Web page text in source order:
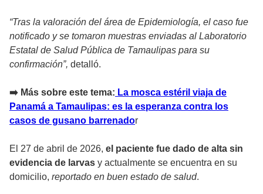
“Tras la valoración del área de Epidemiología, el caso fue
notificado y se tomaron muestras enviadas al Laboratorio
Estatal de Salud Pública de Tamaulipas para su
confirmación”, detalló.
➡️ Más sobre este tema: La mosca estéril viaja de
Panamá a Tamaulipas: es la esperanza contra los
casos de gusano barrenador
El 27 de abril de 2026, el paciente fue dado de alta sin
evidencia de larvas y actualmente se encuentra en su
domicilio, reportado en buen estado de salud.